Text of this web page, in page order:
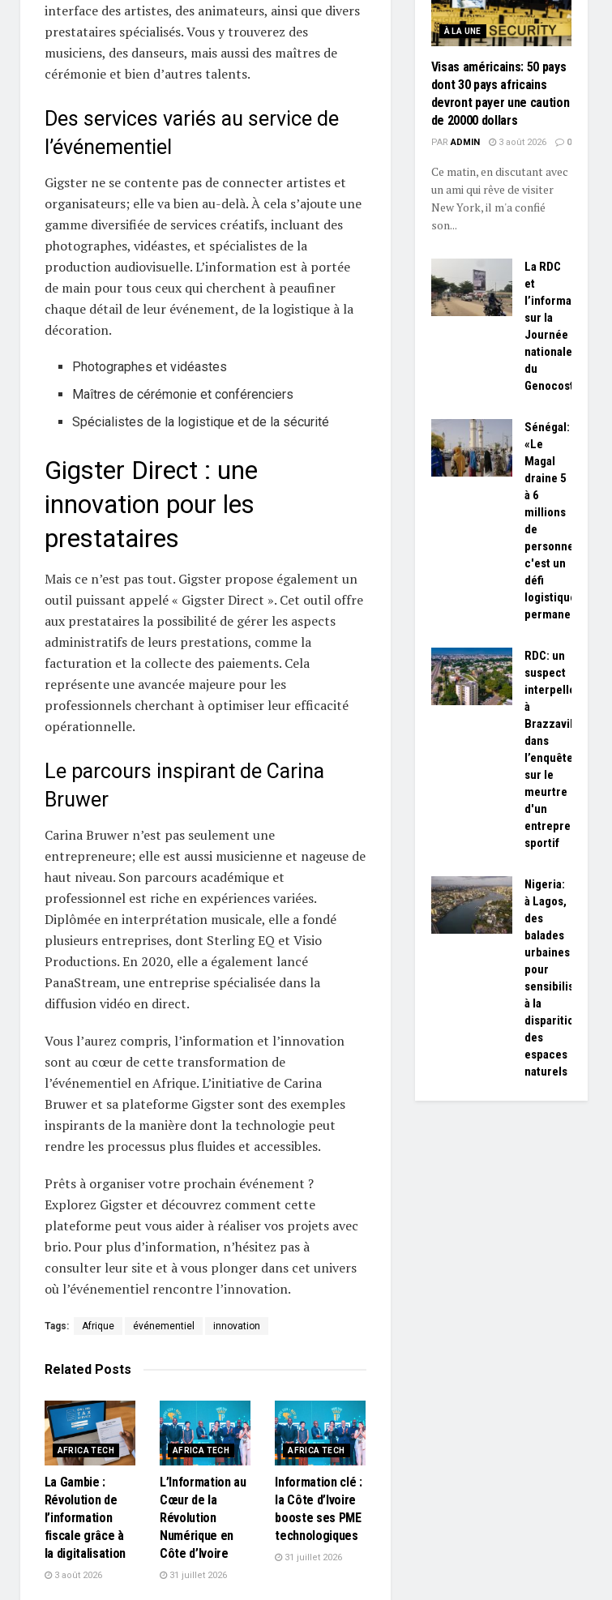
interface des artistes, des animateurs, ainsi que divers
prestataires spécialisés. Vous y trouverez des
musiciens, des danseurs, mais aussi des maîtres de
cérémonie et bien d’autres talents.
Des services variés au service de
l’événementiel
Gigster ne se contente pas de connecter artistes et
organisateurs; elle va bien au-delà. À cela s’ajoute une
gamme diversifiée de services créatifs, incluant des
photographes, vidéastes, et spécialistes de la
production audiovisuelle. L’information est à portée
de main pour tous ceux qui cherchent à peaufiner
chaque détail de leur événement, de la logistique à la
décoration.
Photographes et vidéastes
Maîtres de cérémonie et conférenciers
Spécialistes de la logistique et de la sécurité
Gigster Direct : une
innovation pour les
prestataires
Mais ce n’est pas tout. Gigster propose également un
outil puissant appelé « Gigster Direct ». Cet outil offre
aux prestataires la possibilité de gérer les aspects
administratifs de leurs prestations, comme la
facturation et la collecte des paiements. Cela
représente une avancée majeure pour les
professionnels cherchant à optimiser leur efficacité
opérationnelle.
Le parcours inspirant de Carina
Bruwer
Carina Bruwer n’est pas seulement une
entrepreneure; elle est aussi musicienne et nageuse de
haut niveau. Son parcours académique et
professionnel est riche en expériences variées.
Diplômée en interprétation musicale, elle a fondé
plusieurs entreprises, dont Sterling EQ et Visio
Productions. En 2020, elle a également lancé
PanaStream, une entreprise spécialisée dans la
diffusion vidéo en direct.
Vous l’aurez compris, l’information et l’innovation
sont au cœur de cette transformation de
l’événementiel en Afrique. L’initiative de Carina
Bruwer et sa plateforme Gigster sont des exemples
inspirants de la manière dont la technologie peut
rendre les processus plus fluides et accessibles.
Prêts à organiser votre prochain événement ?
Explorez Gigster et découvrez comment cette
plateforme peut vous aider à réaliser vos projets avec
brio. Pour plus d’information, n’hésitez pas à
consulter leur site et à vous plonger dans cet univers
où l’événementiel rencontre l’innovation.
Tags: Afrique événementiel innovation
RelatedPosts
AFRICA TECH
La Gambie :
Révolution de
l’information
fiscale grâce à
la digitalisation
3 août 2026
AFRICA TECH
L’Information au
Cœur de la
Révolution
Numérique en
Côte d’Ivoire
31 juillet 2026
AFRICA TECH
Information clé :
la Côte d’Ivoire
booste ses PME
technologiques
31 juillet 2026
À LA UNE
Visas américains: 50 pays
dont 30 pays africains
devront payer une caution
de 20000 dollars
PAR ADMIN 3 août 2026 0
Ce matin, en discutant avec
un ami qui rêve de visiter
New York, il m'a confié
son...
La RDC
et
l’information
sur la
Journée
nationale
du
Genocost
Sénégal:
«Le
Magal
draine 5
à 6
millions
de
personnes,
c'est un
défi
logistique
permanent»
RDC: un
suspect
interpellé
à
Brazzaville
dans
l’enquête
sur le
meurtre
d'un
entrepreneur
sportif
Nigeria:
à Lagos,
des
balades
urbaines
pour
sensibiliser
à la
disparition
des
espaces
naturels